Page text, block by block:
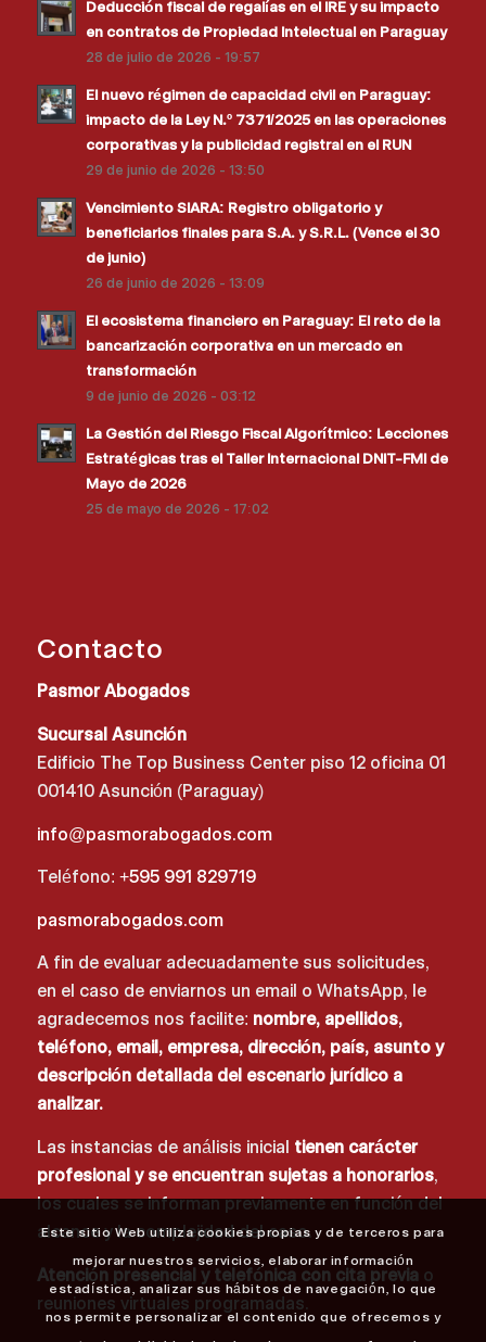
Deducción fiscal de regalías en el IRE y su impacto
en contratos de Propiedad Intelectual en Paraguay
28 de julio de 2026 - 19:57
El nuevo régimen de capacidad civil en Paraguay:
impacto de la Ley N.º 7371/2025 en las operaciones
corporativas y la publicidad registral en el RUN
29 de junio de 2026 - 13:50
Vencimiento SIARA: Registro obligatorio y
beneficiarios finales para S.A. y S.R.L. (Vence el 30
de junio)
26 de junio de 2026 - 13:09
El ecosistema financiero en Paraguay: El reto de la
bancarización corporativa en un mercado en
transformación
9 de junio de 2026 - 03:12
La Gestión del Riesgo Fiscal Algorítmico: Lecciones
Estratégicas tras el Taller Internacional DNIT-FMI de
Mayo de 2026
25 de mayo de 2026 - 17:02
Contacto
Pasmor Abogados
Sucursal Asunción
Edificio The Top Business Center piso 12 oficina 01
001410 Asunción (Paraguay)
info@pasmorabogados.com
Teléfono: +595 991 829719
pasmorabogados.com
A fin de evaluar adecuadamente sus solicitudes,
en el caso de enviarnos un email o WhatsApp, le
agradecemos nos facilite: nombre, apellidos,
teléfono, email, empresa, dirección, país, asunto y
descripción detallada del escenario jurídico a
analizar.
Las instancias de análisis inicial tienen carácter
profesional y se encuentran sujetas a honorarios,
los cuales se informan previamente en función del
alcance y la complejidad del caso.
Atención presencial y telefónica con cita previa o
reuniones virtuales programadas.
Este sitio Web utiliza cookies propias y de terceros para
mejorar nuestros servicios, elaborar información
estadística, analizar sus hábitos de navegación, lo que
nos permite personalizar el contenido que ofrecemos y